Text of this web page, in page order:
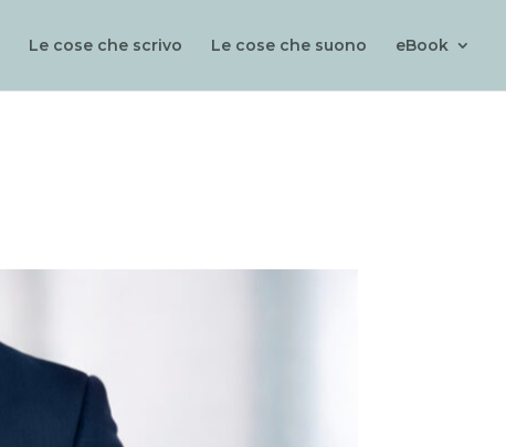
Le cose che scrivo Le cose che suono eBook